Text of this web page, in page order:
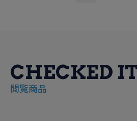
CHECKED
閲覧商品